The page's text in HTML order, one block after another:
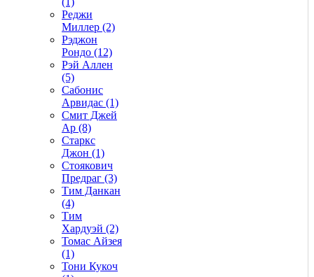
Реджи
Миллер (2)
Рэджон
Рондо (12)
Рэй Аллен
(5)
Сабонис
Арвидас (1)
Смит Джей
Ар (8)
Старкс
Джон (1)
Стоякович
Предраг (3)
Тим Данкан
(4)
Тим
Хардуэй (2)
Томас Айзея
(1)
Тони Кукоч